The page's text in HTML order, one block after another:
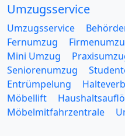
Umzugsservice
Umzugsservice
Fernumzug
Mini Umzug
Seniorenumzug
Entrümpelung
Möbellift
Möbelmitfahrzentrale